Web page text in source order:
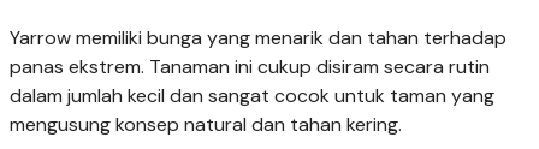
Yarrow memiliki bunga yang menarik dan tahan terhadap
panas ekstrem. Tanaman ini cukup disiram secara rutin
dalam jumlah kecil dan sangat cocok untuk taman yang
mengusung konsep natural dan tahan kering.